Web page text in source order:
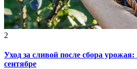
2
Уход за сливой после сбора урожая:
сентябре